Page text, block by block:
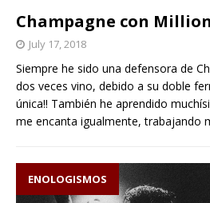
Champagne con
July 17, 2018
Siempre he sido una defensora de
dos veces vino, debido a su doble
única!! También he aprendido
me encanta igualmente, trabajando
ENOLOGISMOS